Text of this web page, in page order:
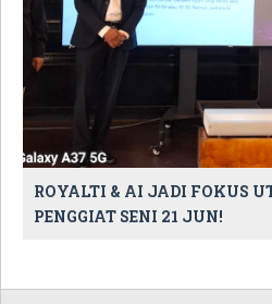
ROYALTI & AI JADI FOKUS
PENGGIAT SENI 21 JUN!